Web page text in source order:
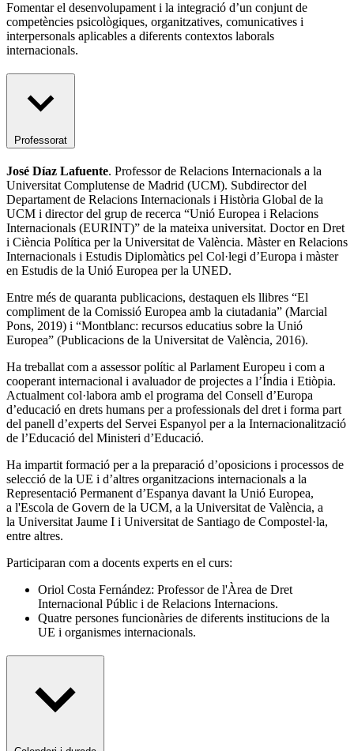
Fomentar el desenvolupament i la integració d’un conjunt de
competències psicològiques, organitzatives, comunicatives i
interpersonals aplicables a diferents contextos laborals
internacionals.
Professorat
José Díaz Lafuente. Professor de Relacions Internacionals a la
Universitat Complutense de Madrid (UCM). Subdirector del
Departament de Relacions Internacionals i Història Global de la
UCM i director del grup de recerca “Unió Europea i Relacions
Internacionals (EURINT)” de la mateixa universitat. Doctor en Dret
i Ciència Política per la Universitat de València. Màster en Relacions
Internacionals i Estudis Diplomàtics pel Col·legi d’Europa i màster
en Estudis de la Unió Europea per la UNED.
Entre més de quaranta publicacions, destaquen els llibres “El
compliment de la Comissió Europea amb la ciutadania” (Marcial
Pons, 2019) i “Montblanc: recursos educatius sobre la Unió
Europea” (Publicacions de la Universitat de València, 2016).
Ha treballat com a assessor polític al Parlament Europeu i com a
cooperant internacional i avaluador de projectes a l’Índia i Etiòpia.
Actualment col·labora amb el programa del Consell d’Europa
d’educació en drets humans per a professionals del dret i forma part
del panell d’experts del Servei Espanyol per a la Internacionalització
de l’Educació del Ministeri d’Educació.
Ha impartit formació per a la preparació d’oposicions i processos de
selecció de la UE i d’altres organitzacions internacionals a la
Representació Permanent d’Espanya davant la Unió Europea,
a l'Escola de Govern de la UCM, a la Universitat de València, a
la Universitat Jaume I i Universitat de Santiago de Compostel·la,
entre altres.
Participaran com a docents experts en el curs:
Oriol Costa Fernández: Professor de l'Àrea de Dret
Internacional Públic i de Relacions Internacions.
Quatre persones funcionàries de diferents institucions de la
UE i organismes internacionals.